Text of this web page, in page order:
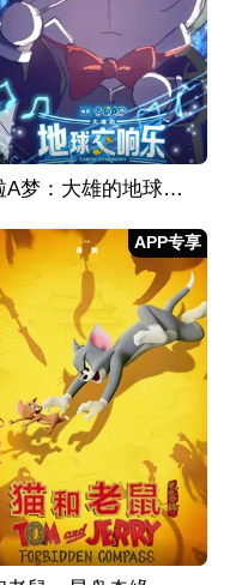
哆啦A梦：大雄的地球交响乐 普通话版
APP专享